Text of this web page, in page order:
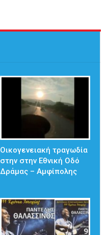
Οικογενειακή τραγωδία
στην στην Εθνική Οδό
Δράμας – Αμφίπολης